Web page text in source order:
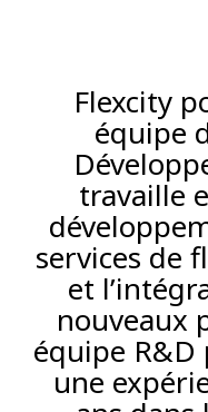
Flexcity
équipe
travaille
services de
et
nouveaux
équipe R&D
une